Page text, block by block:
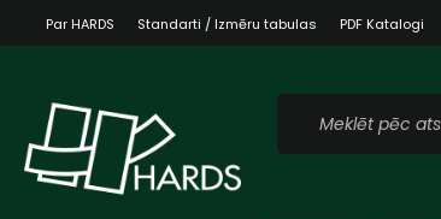
Par HARDS Standarti / Izmēru tabulas PDF Katalogi